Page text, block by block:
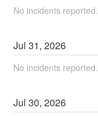
No incidents reported.
Jul31,2026
No incidents reported.
Jul30,2026